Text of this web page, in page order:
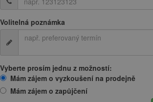
Volitelná poznámka
Vyberte prosím jednu z možností:
Mám zájem o vyzkoušení na prodejně
Mám zájem o zapůjčení